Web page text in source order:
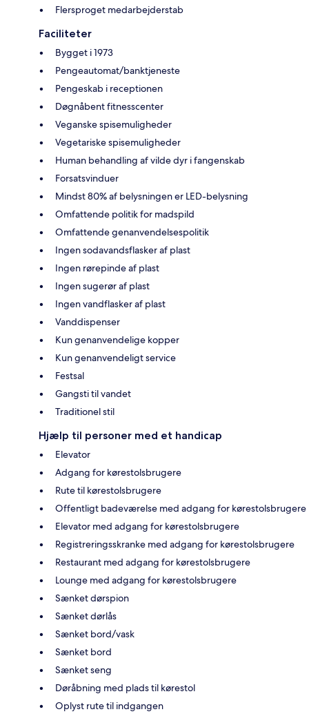
Flersproget medarbejderstab
Faciliteter
Bygget i 1973
Pengeautomat/banktjeneste
Pengeskab i receptionen
Døgnåbent fitnesscenter
Veganske spisemuligheder
Vegetariske spisemuligheder
Human behandling af vilde dyr i fangenskab
Forsatsvinduer
Mindst 80% af belysningen er LED-belysning
Omfattende politik for madspild
Omfattende genanvendelsespolitik
Ingen sodavandsflasker af plast
Ingen rørepinde af plast
Ingen sugerør af plast
Ingen vandflasker af plast
Vanddispenser
Kun genanvendelige kopper
Kun genanvendeligt service
Festsal
Gangsti til vandet
Traditionel stil
Hjælp til personer med et handicap
Elevator
Adgang for kørestolsbrugere
Rute til kørestolsbrugere
Offentligt badeværelse med adgang for kørestolsbrugere
Elevator med adgang for kørestolsbrugere
Registreringsskranke med adgang for kørestolsbrugere
Restaurant med adgang for kørestolsbrugere
Lounge med adgang for kørestolsbrugere
Sænket dørspion
Sænket dørlås
Sænket bord/vask
Sænket bord
Sænket seng
Døråbning med plads til kørestol
Oplyst rute til indgangen